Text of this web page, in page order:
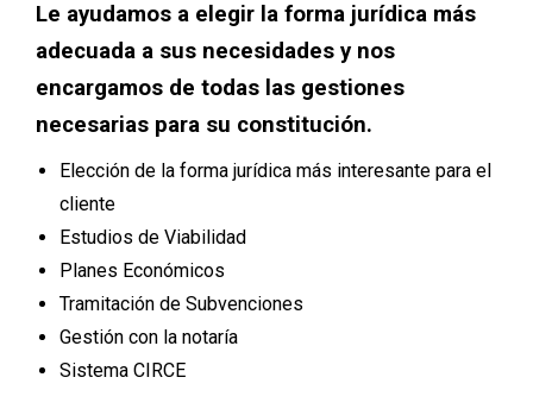
Le ayudamos a elegir la forma jurídica más
adecuada a sus necesidades y nos
encargamos de todas las gestiones
necesarias para su constitución.
Elección de la forma jurídica más interesante para el
cliente
Estudios de Viabilidad
Planes Económicos
Tramitación de Subvenciones
Gestión con la notaría
Sistema CIRCE